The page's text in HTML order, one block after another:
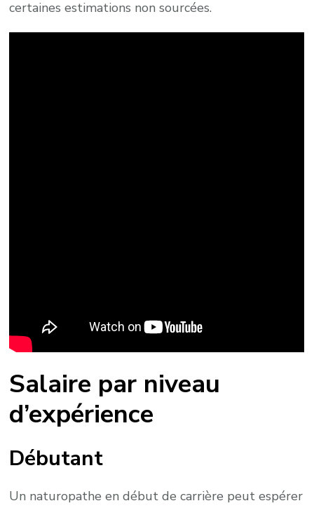
certaines estimations non sourcées.
Salaire par niveau
d’expérience
Débutant
Un naturopathe en début de carrière peut espérer